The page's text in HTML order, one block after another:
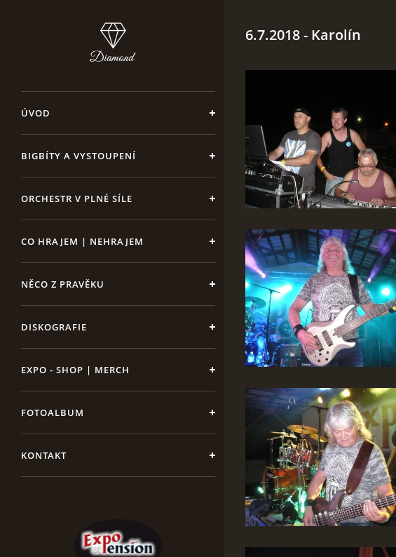
ÚVOD
BIGBÍTY A VYSTOUPENÍ
ORCHESTR V PLNÉ SÍLE
CO HRAJEM | NEHRAJEM
NĚCO Z PRAVĚKU
DISKOGRAFIE
EXPO - SHOP | MERCH
FOTOALBUM
KONTAKT
6.7.2018 - Karolín